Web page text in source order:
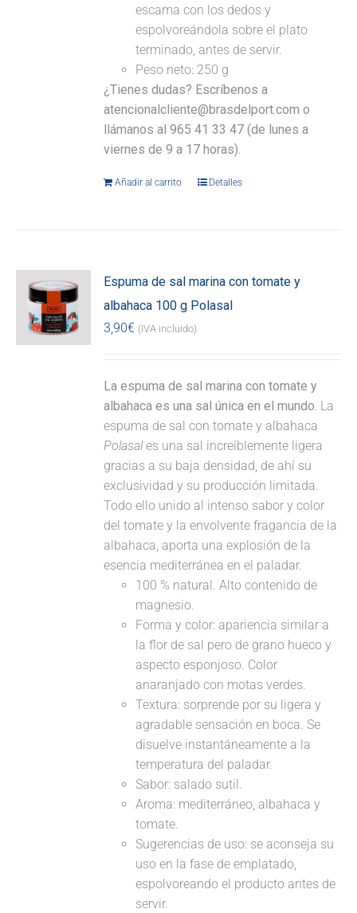
escama con los dedos y
espolvoreándola sobre el plato
terminado, antes de servir.
Peso neto: 250 g
¿Tienes dudas? Escríbenos a
atencionalcliente@brasdelport.com o
llámanos al 965 41 33 47 (de lunes a
viernes de 9 a 17 horas).
Añadir al carrito Detalles
Espuma de sal marina con tomate y
albahaca 100 g Polasal
3,90€ (IVA incluido)
La espuma de sal marina con tomate y
albahaca es una sal única en el mundo. La
espuma de sal con tomate y albahaca
Polasales una sal increíblemente ligera
gracias a su baja densidad, de ahí su
exclusividad y su producción limitada.
Todo ello unido al intenso sabor y color
del tomate y la envolvente fragancia de la
albahaca, aporta una explosión de la
esencia mediterránea en el paladar.
100 % natural. Alto contenido de
magnesio.
Forma y color: apariencia similar a
la flor de sal pero de grano hueco y
aspecto esponjoso. Color
anaranjado con motas verdes.
Textura: sorprende por su ligera y
agradable sensación en boca. Se
disuelve instantáneamente a la
temperatura del paladar.
Sabor: salado sutil.
Aroma: mediterráneo, albahaca y
tomate.
Sugerencias de uso: se aconseja su
uso en la fase de emplatado,
espolvoreando el producto antes de
servir.